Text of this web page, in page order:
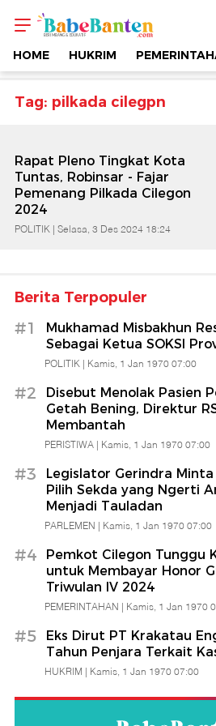
Topik
-
Pilkada
Cilegpn
Berimbang
Edukatif
Babe
Banten
HOME HUKRIM
Tag: pilkada cilegpn
Rapat Pleno Tingkat Kota
Tuntas, Robinsar - Fajar
Pemenang Pilkada Cilegon
2024
POLITIK | Selasa, 3 Des 2024 18:24
Berita Terpopuler
#1
Mukhamad Misbakhun
Sebagai Ketua SOKSI
POLITIK | Kamis, 1 Jan 1970 07:00
#2
Disebut Menolak Pasien
Getah Bening, Direktur
Membantah
PERISTIWA | Kamis, 1 Jan 1970 07:00
#3
Legislator Gerindra
Pilih Sekda yang Ngerti
Menjadi Tauladan
PARLEMEN | Kamis, 1 Jan 1970 07:00
#4
Pemkot Cilegon Tunggu
untuk Membayar Honor
Triwulan IV 2024
PEMERINTAHAN | Kamis, 1 Jan 1970
#5
Eks Dirut PT Krakatau
Tahun Penjara Terkait
HUKRIM | Kamis, 1 Jan 1970 07:00